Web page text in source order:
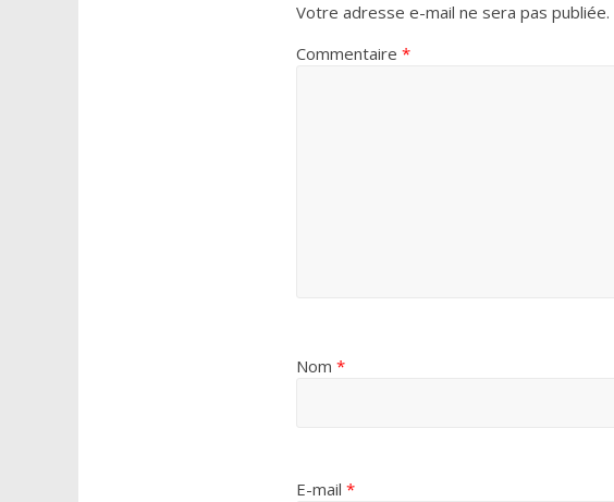
Votre adresse e-mail ne sera pas publiée.
Commentaire *
Nom *
E-mail *